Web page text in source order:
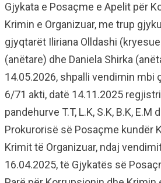
Gjykata e Posaçme e Apelit për
Krimin e Organizuar, me trup
gjyqtarët Iliriana Olldashi
(anëtare) dhe Daniela Shirka
14.05.2026, shpalli vendimin mbi
6/71 akti, datë 14.11.2025
pandehurve T.T, L.K, S.K, B.K, E.M
Prokurorisë së Posaçme kundër
Krimit të Organizuar, ndaj
16.04.2025, të Gjykatës së